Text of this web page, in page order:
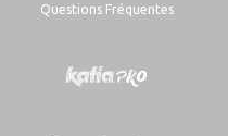
Questions Fréquentes